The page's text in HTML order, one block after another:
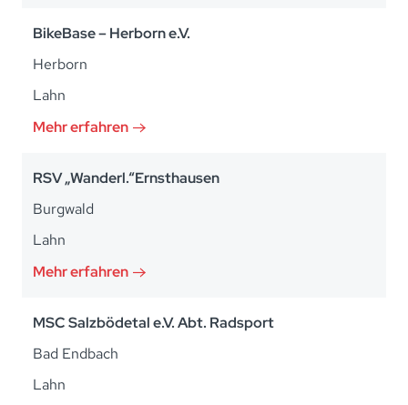
BikeBase – Herborn e.V.
Herborn
Lahn
Mehr erfahren
RSV „Wanderl.“Ernsthausen
Burgwald
Lahn
Mehr erfahren
MSC Salzbödetal e.V. Abt. Radsport
Bad Endbach
Lahn